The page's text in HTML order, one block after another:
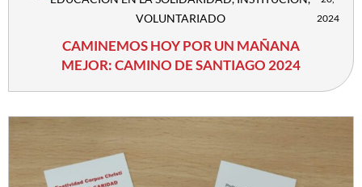
VOLUNTARIADO
2024
CAMINEMOS HOY POR UN MAÑANA
MEJOR: CAMINO DE SANTIAGO 2024